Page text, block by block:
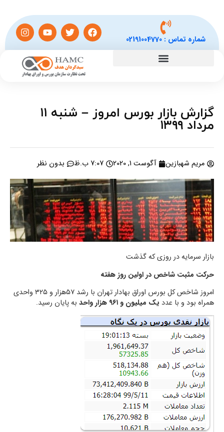
شماره تماس :02191004770
گزارش بازار بورس امروز – شنبه ۱۱
مرداد ۱۳۹۹
مریم شهبازین آگوست 1, 2020 7:07 ب.ظ بدون نظر
بازار سرمایه در روزی که گذشت
حرکت مثبت شاخص در اولین روز هفته
امروز شاخص کل بورس اوراق بهادار تهران با رشد ۵۷هزار و ۳۲۵ واحدی
همراه بود و با عدد یک میلیون و ۹۶۱ هزار واحد به پایان رسید.